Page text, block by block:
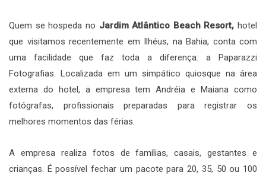
Quem se hospeda no Jardim Atlântico Beach Resort, hotel
que visitamos recentemente em Ilhéus, na Bahia, conta com
uma facilidade que faz toda a diferença: a Paparazzi
Fotografias. Localizada em um simpático quiosque na área
externa do hotel, a empresa tem Andréia e Maiana como
fotógrafas, profissionais preparadas para registrar os
melhores momentos das férias.
A empresa realiza fotos de famílias, casais, gestantes e
crianças. É possível fechar um pacote para 20, 35, 50 ou 100